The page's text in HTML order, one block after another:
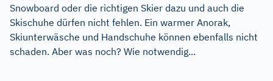
Snowboard oder die richtigen Skier dazu und auch die
Skischuhe dürfen nicht fehlen. Ein warmer Anorak,
Skiunterwäsche und Handschuhe können ebenfalls nicht
schaden. Aber was noch? Wie notwendig...